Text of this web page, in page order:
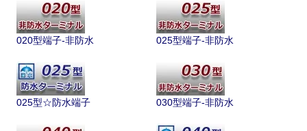
020型端子-非防水 025型端子-非防水
025型☆防水端子 030型端子-非防水